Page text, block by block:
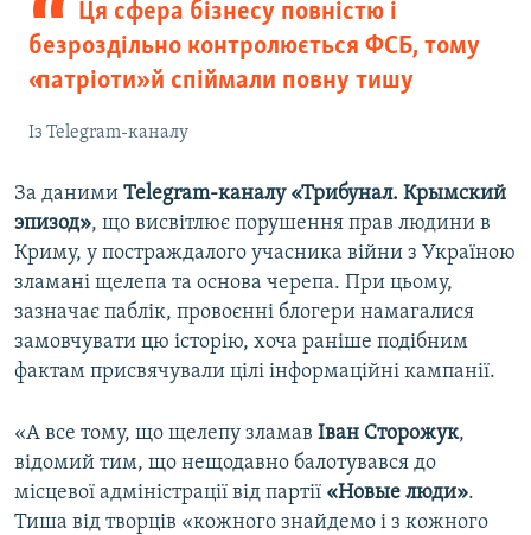
Ця сфера бізнесу повністю і
безроздільно контролюється ФСБ, тому
«патріоти» й спіймали повну тишу
Із Telegram-каналу
За даними Telegram-каналу «Трибунал. Крымский
эпизод», що висвітлює порушення прав людини в
Криму, у постраждалого учасника війни з Україною
зламані щелепа та основа черепа. При цьому,
зазначає паблік, провоєнні блогери намагалися
замовчувати цю історію, хоча раніше подібним
фактам присвячували цілі інформаційні кампанії.
«А все тому, що щелепу зламав Іван Сторожук,
відомий тим, що нещодавно балотувався до
місцевої адміністрації від партії «Новые люди».
Тиша від творців «кожного знайдемо і з кожного